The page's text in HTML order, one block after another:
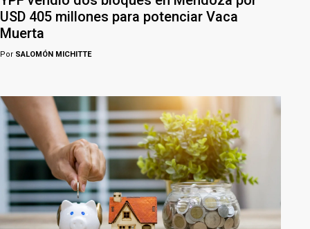
USD 405 millones para potenciar Vaca
Muerta
Por SALOMÓN MICHITTE